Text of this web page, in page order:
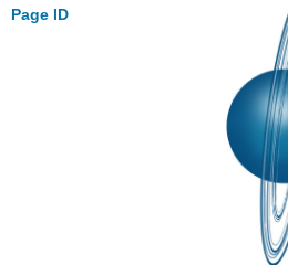
Page ID